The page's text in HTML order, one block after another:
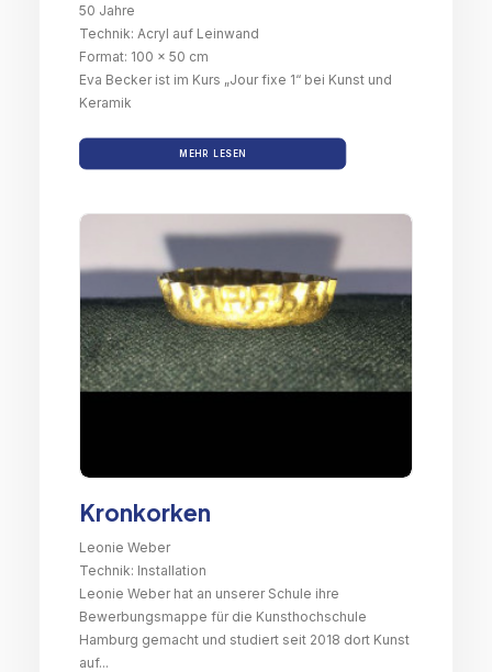
50 Jahre
Technik: Acryl auf Leinwand
Format: 100 x 50 cm
Eva Becker ist im Kurs „Jour fixe 1“ bei Kunst und
Keramik
MEHR LESEN
Kronkorken
Leonie Weber
Technik: Installation
Leonie Weber hat an unserer Schule ihre
Bewerbungsmappe für die Kunsthochschule
Hamburg gemacht und studiert seit 2018 dort Kunst
auf...